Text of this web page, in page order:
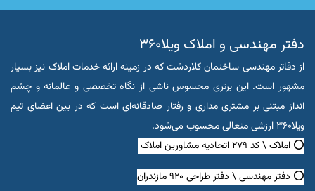
دفتر مهندسی و املاک ویلا۳۶۰
از دفاتر مهندسی ساختمان کلاردشت که در زمینه ارائه خدمات املاک نیز بسیار
مشهور است. این برتری محسوس ناشی از نگاه تخصصی و عالمانه و چشم
انداز مبتنی بر مشتری مداری و رفتار صادقانه‌ای است که در بین اعضای تیم
ویلا۳۶۰ ارزشی متعالی محسوب می‌شود.
⭕ املاک \ کد ۲۷۹ اتحادیه مشاورین املاک
⭕ دفتر مهندسی \ دفتر طراحی ۹۲۰ مازندران